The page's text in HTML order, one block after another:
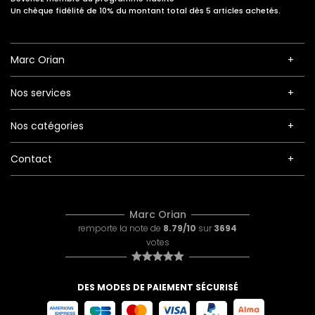
Un chèque fidélité de 10% du montant total dès 5 articles achetés.
Marc Orian
Nos services
Nos catégories
Contact
Marc Orian
remporte la note de 8.79/10 sur 3694
votes
DES MODES DE PAIEMENT SÉCURISÉ